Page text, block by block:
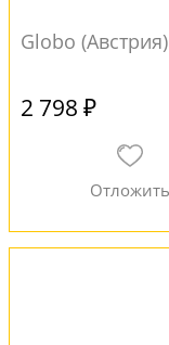
Globo (Австрия)
2 798 ₽